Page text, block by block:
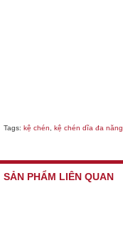
Tags: kệ chén kệ chén dĩa đa năng
SẢN PHẨM LIÊN QUAN